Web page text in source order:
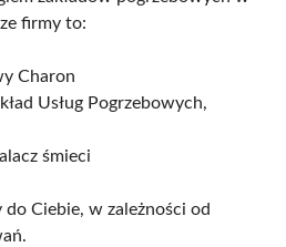
firmy to:
Charon
Usług Pogrzebowych,
śmieci
Ciebie, w zależności od